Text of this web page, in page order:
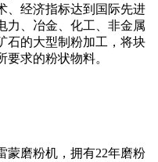
、经济指标达到国际先进
力、冶金、化工、非金属
石的大型制粉加工，将块
求的粉状物料。
蒙磨粉机，拥有22年磨粉